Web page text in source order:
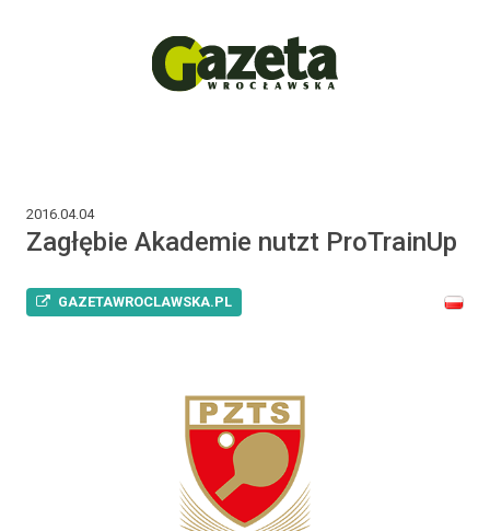
2016.04.04
Zagłębie Akademie nutzt ProTrainUp
GAZETAWROCLAWSKA.PL